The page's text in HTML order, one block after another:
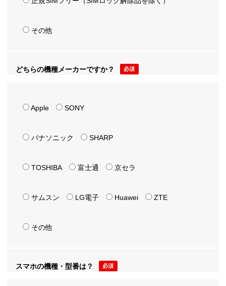
その他
どちらの機種メーカーですか？ 必須
Apple SONY
パナソニック SHARP
TOSHIBA 富士通 京セラ
サムスン LG電子 Huawei ZTE
その他
スマホの機種・型番は？ 必須